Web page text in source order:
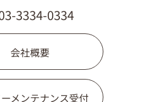
3334-0334
会社概要
メンテナンス受付